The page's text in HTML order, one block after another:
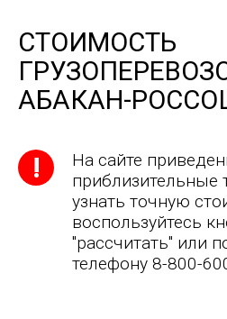
СТОИМОСТЬ
АБАКАН-
На сайте
узнать точную
воспользуйтесь
"рассчитать" или
телефону 8-800-